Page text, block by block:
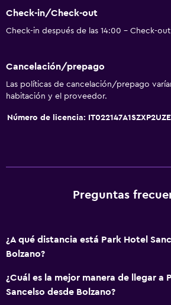
Wifi disponible en todas las
Internet
Extinguidor
Artículos de aseo gratis
Gel de ducha
Senderismo
Escuela de esquí
Pesca
Juegos de mesa/rompecabezas
Check-in/Check-out
Check-in después de las 14:00 - Check-
Cancelación/prepago
Las políticas de cancelación/prepago
habitación y el proveedor.
Número de licencia: IT022147A1SZXP2UZE
Preguntas
¿A qué distancia está Park Hotel
Bolzano?
¿Cuál es la mejor manera de llegar a
Sancelso desde Bolzano?